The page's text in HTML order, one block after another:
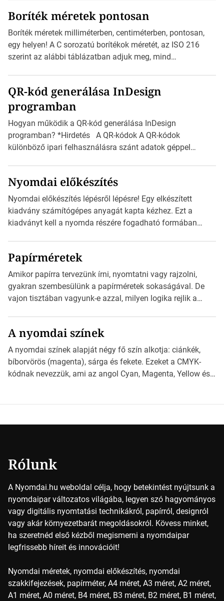
igazán foroghatnak a kreatív fogaskerekek, miközben
zajlik a saját címke készítése. Hogyan készítsünk címkét?
Válasszon méretet és alakot: Válassza ki a kívánt címke
méretét. Akár néhány […]
Boríték méretek pontosan
Boríték méretek milliméterben, centiméterben, pontosan,
egy helyen! A C sorozatú borítékok méretét, az ISO 216
szerint az alábbi táblázatban adjuk meg, mind
mutatja az A4-es papírlaphoz viszonyítva. Az amerikai és
észak-amerikai boríték méretére az ISO 216 nem
vonatkozik. Boríték méretének táblázata C0-tól […]
QR-kód generálása InDesign
programban
Hogyan működik a QR-kód generálása InDesign
programban? *Hirdetés A QR-kódok A QR-kódok
különböző ipari felhasználásra szánt adatok géppel
okostelefonjára telepíthet egy QR-kód-leolvasó
alkalmazást, ami leolvasni és dekódolni képes az URL-
információt és átirányítja a telefon böngészőjét a cég
weblapjára. A QR-kód beolvasása után a felhasználó
Nyomdai előkészítés
Nyomdai előkészítés lépésről lépésre! Egy elkészített
kiadvány számítógépes anyagát kapta kézhez. Ezt a
kiadványt kell a nyomda részére fogadható formában
Illustratorban készült vektorgrafika. *Hirdetés Minden
esetben konzultáljunk a nyomdával, mielőtt elkezdjük a
nyomdai előkészítést!Nehogy az elkészült munka után
derüljön ki, hogy valamit másképp kellett volna csinálni! […]
Papírméretek
Amikor papírra tervezünk írni, nyomtatni vagy rajzolni,
gyakran szembesülünk a papírméretek sokaságával. De
vajon tisztában vagyunk-e azzal, milyen logika rejlik a
*Hirdetés Ebben a cikkben a papírméretek izgalmas
világába kalauzolunk el téged, hogy jobban megértsd,
milyen szempontok alapján érdemes választanod a
jövőben. Bevezetés a papírméretek világába A […]
A nyomdai színek
A nyomdai színek alapját négy fő szín alkotja: ciánkék,
bíborvörös (magenta), sárga és fekete. Ezeket a CMYK-
kódnak nevezzük, ami az angol Cyan, Magenta, Yellow és
Rólunk
A Nyomdai.hu weboldal célja, hogy betekintést nyújtsunk a
nyomdaipar változatos világába, legyen szó hagyományos
vagy digitális nyomtatási technikákról, papírról, designról
vagy akár környezetbarát megoldásokról. Kövess minket,
ha szeretnéd első kézből megismerni a nyomdaipar
legfrissebb híreit és innovációit!
Nyomdai méretek, nyomdai előkészítés, nyomdai
szakkifejezések, papírméter, A4 méret, A3 méret, A2 méret,
A1 méret, A0 méret, B4 méret, B3 méret, B2 méret, B1 méret,